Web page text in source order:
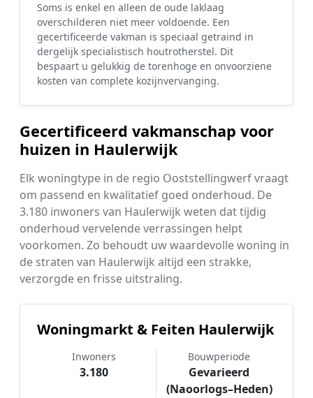
Soms is enkel en alleen de oude laklaag
overschilderen niet meer voldoende. Een
gecertificeerde vakman is speciaal getraind in
dergelijk specialistisch houtrotherstel. Dit
bespaart u gelukkig de torenhoge en onvoorziene
kosten van complete kozijnvervanging.
Gecertificeerd vakmanschap voor
huizen in Haulerwijk
Elk woningtype in de regio Ooststellingwerf vraagt
om passend en kwalitatief goed onderhoud. De
3.180 inwoners van Haulerwijk weten dat tijdig
onderhoud vervelende verrassingen helpt
voorkomen. Zo behoudt uw waardevolle woning in
de straten van Haulerwijk altijd een strakke,
verzorgde en frisse uitstraling.
Woningmarkt & Feiten Haulerwijk
Inwoners
3.180
Bouwperiode
Gevarieerd
(Naoorlogs–Heden)